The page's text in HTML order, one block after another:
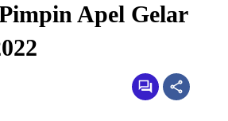
Apel Gelar